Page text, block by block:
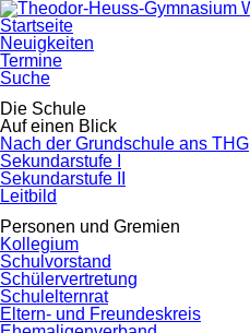
Navigation
überspringen
Startseite
Neuigkeiten
Termine
Suche
Navigation
überspringen
Die Schule
Auf einen Blick
Nach der Grundschule ans THG
Sekundarstufe I
Sekundarstufe II
Leitbild
Personen und Gremien
Kollegium
Schulvorstand
Schülervertretung
Schulelternrat
Eltern- und Freundeskreis